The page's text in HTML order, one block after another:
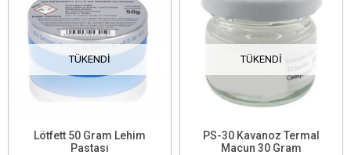
TÜKENDI
Lötfett 50 Gram Lehim
Pastası
TÜKENDI
PS-30 Kavanoz Termal
Macun 30 Gram